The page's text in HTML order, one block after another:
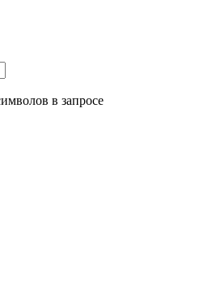
в запросе